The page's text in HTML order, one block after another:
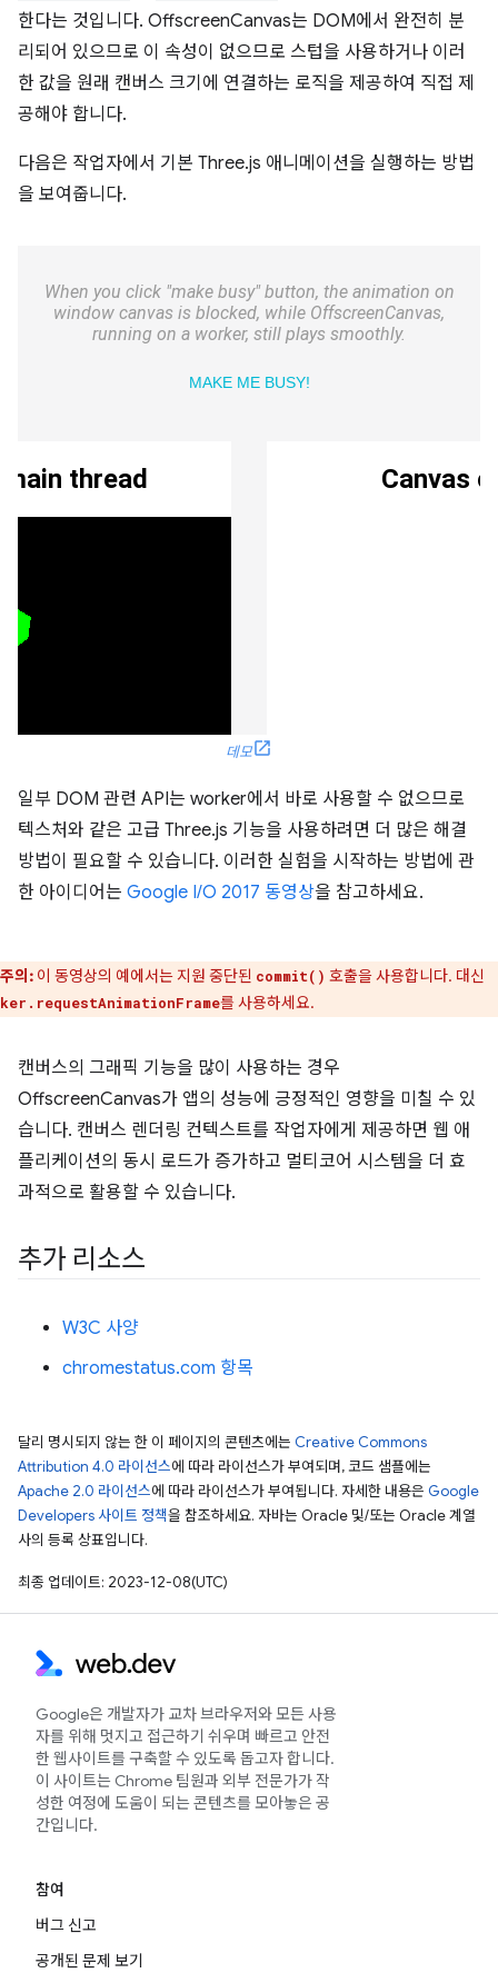
한다는 것입니다. OffscreenCanvas는 DOM에서 완전히 분
리되어 있으므로 이 속성이 없으므로 스텁을 사용하거나 이러
한 값을 원래 캔버스 크기에 연결하는 로직을 제공하여 직접 제
공해야 합니다.
다음은 작업자에서 기본 Three.js 애니메이션을 실행하는 방법
을 보여줍니다.
데모
일부 DOM 관련 API는 worker에서 바로 사용할 수 없으므로
텍스처와 같은 고급 Three.js 기능을 사용하려면 더 많은 해결
방법이 필요할 수 있습니다. 이러한 실험을 시작하는 방법에 관
한 아이디어는 Google I/O 2017 동영상을 참고하세요.
주의: 이 동영상의 예에서는 지원 중단된 commit() 호출을 사용합니다. 대신
를 사용하세요.
캔버스의 그래픽 기능을 많이 사용하는 경우
OffscreenCanvas가 앱의 성능에 긍정적인 영향을 미칠 수 있
습니다. 캔버스 렌더링 컨텍스트를 작업자에게 제공하면 웹 애
플리케이션의 동시 로드가 증가하고 멀티코어 시스템을 더 효
과적으로 활용할 수 있습니다.
추가 리소스
W3C 사양
chromestatus.com 항목
달리 명시되지 않는 한 이 페이지의 콘텐츠에는 Creative Commons
Attribution 4.0 라이선스에 따라 라이선스가 부여되며, 코드 샘플에는
Apache 2.0 라이선스에 따라 라이선스가 부여됩니다. 자세한 내용은 Google
Developers 사이트 정책을 참조하세요. 자바는 Oracle 및/또는 Oracle 계열
사의 등록 상표입니다.
최종 업데이트: 2023-12-08(UTC)
Google은 개발자가 교차 브라우저와 모든 사용
자를 위해 멋지고 접근하기 쉬우며 빠르고 안전
한 웹사이트를 구축할 수 있도록 돕고자 합니다.
이 사이트는 Chrome 팀원과 외부 전문가가 작
성한 여정에 도움이 되는 콘텐츠를 모아놓은 공
간입니다.
참여
버그 신고
공개된 문제 보기